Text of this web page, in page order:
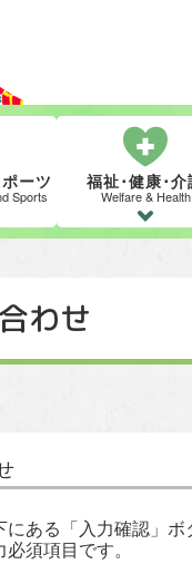
ーツ
Sports
福祉･健康･介
Welfare & Health
わせ
ある「入力確認」
須項目です。